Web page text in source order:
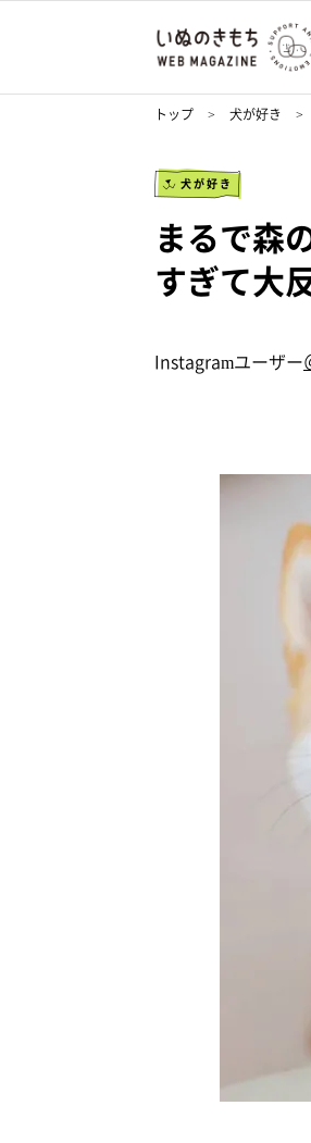
トップ 犬が好き
犬が好き
まるで森
すぎて大
Instagramユーザー